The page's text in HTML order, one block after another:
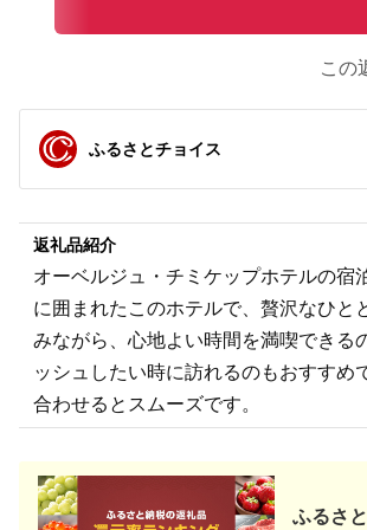
出典：ふるさとチョイ
長野県 東御市
宿泊補助券
5.0
寄付金額:17,000 円
出典：ふるさとチョイ
茨城県 神栖市
5.0
寄付金額:116,000円
山梨県 富
寄付金額:
この
ふるさとチョイス
返礼品紹介
オーベルジュ・チミケップホテルの宿
に囲まれたこのホテルで、贅沢なひと
みながら、心地よい時間を満喫できる
ッシュしたい時に訪れるのもおすす
合わせるとスムーズです。
ふるさ